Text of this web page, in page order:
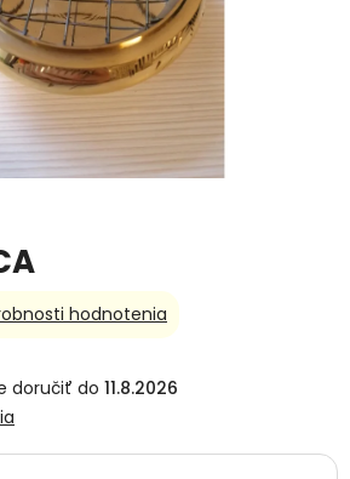
11.8.2026
hodnotenia